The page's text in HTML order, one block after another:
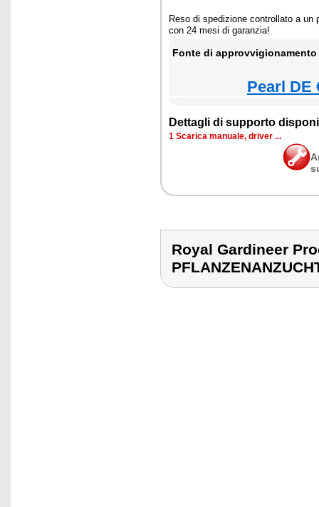
Reso di spedizione controllato a un
con 24 mesi di garanzia!
Fonte di
Pearl DE
Dettagli di supporto
1 Scarica manuale, driver ...
Royal Gardineer